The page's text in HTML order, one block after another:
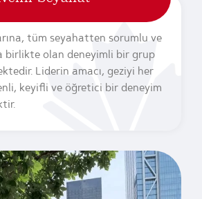
tüm seyahatten sorumlu ve
birlikte olan deneyimli bir grup
Liderin amacı, geziyi her
keyifli ve öğretici bir deneyim